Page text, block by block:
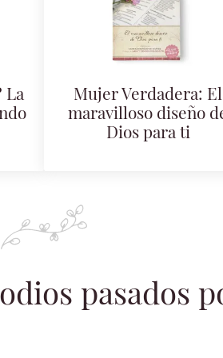
La
Mujer Verdadera: El
maravilloso diseño
Dios para ti
pasados